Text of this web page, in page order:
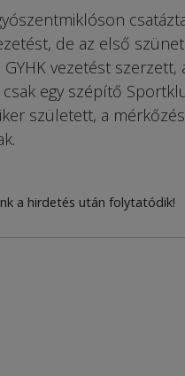
de az első
vezetést
egy szépítő
született, a
a hirdetés után folytatódik!